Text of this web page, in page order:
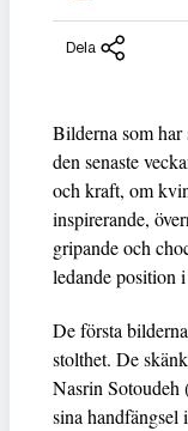
Dela
Bilderna som har
den senaste
och kraft, om
inspirerande,
gripande och
ledande position
De första
stolthet. De
Nasrin Sotoudeh
sina